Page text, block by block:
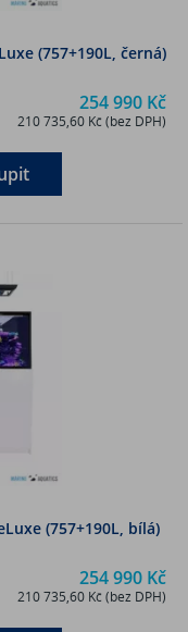
(757+190L, černá)
254 990 Kč
210 735,60 Kč (bez DPH)
(757+190L, bílá)
254 990 Kč
210 735,60 Kč (bez DPH)